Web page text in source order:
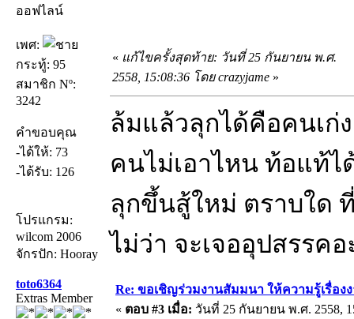
ออฟไลน์
เพศ:
กระทู้: 95
สมาชิก Nº:
3242
คำขอบคุณ
-ได้ให้: 73
-ได้รับ: 126
โปรแกรม:
wilcom 2006
จักรปัก: Hooray
« แก้ไขครั้งสุดท้าย: วันที่ 25 กันยายน พ.ศ.
2558, 15:08:36 โดย crazyjame »
ล้มแล้วลุกได้คือคนเก่
คนไม่เอาไหน ท้อแท้ไ
ลุกขึ้นสู้ใหม่ ตราบใด
ไม่ว่า จะเจออุปสรรค
toto6364
Extras Member
Re: ขอเชิญร่วมงานสัมมนา ให้ความรู้เรื่อง
« ตอบ #3 เมื่อ: วันที่ 25 กันยายน พ.ศ. 2558,